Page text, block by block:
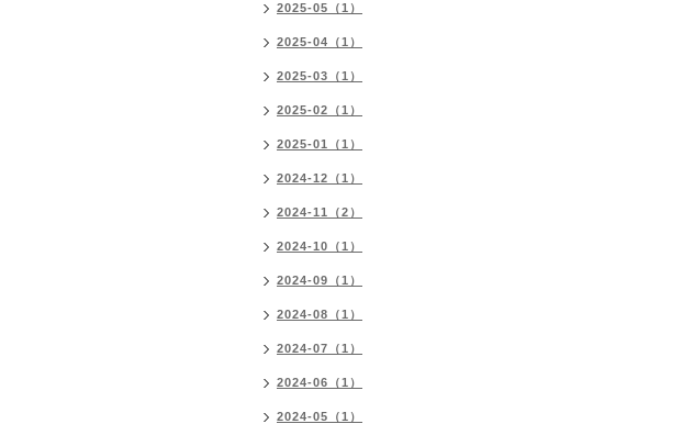
2025-05（1）
2025-04（1）
2025-03（1）
2025-02（1）
2025-01（1）
2024-12（1）
2024-11（2）
2024-10（1）
2024-09（1）
2024-08（1）
2024-07（1）
2024-06（1）
2024-05（1）